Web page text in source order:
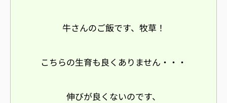
牛さんのご飯です、牧草！
こちらの生育も良くありません・・・
伸びが良くないのです、